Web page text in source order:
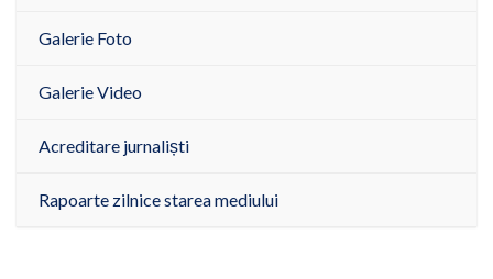
Galerie Foto
Galerie Video
Acreditare jurnaliști
Rapoarte zilnice starea mediului